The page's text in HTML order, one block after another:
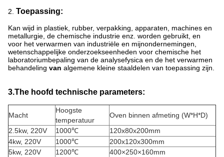
2. Toepassing:
Kan wijd in plastiek, rubber, verpakking, apparaten, machines en
metallurgie, de chemische industrie enz. worden gebruikt, en
voor het verwarmen van industriële en mijnondernemingen,
wetenschappelijke onderzoekseenheden voor chemische het
laboratoriumbepaling van de analysefysica en de het verwarmen
behandeling van algemene kleine staaldelen van toepassing zijn.
3.The hoofd technische parameters:
Macht
Hoogste
temperatuur
Oven binnen afmeting (W*H*D)
2.5kw, 220V
1000℃
120x80x200mm
4kw, 220V 1000℃
200x120x300mm
5kw, 220V 1200℃
400×250×160mm